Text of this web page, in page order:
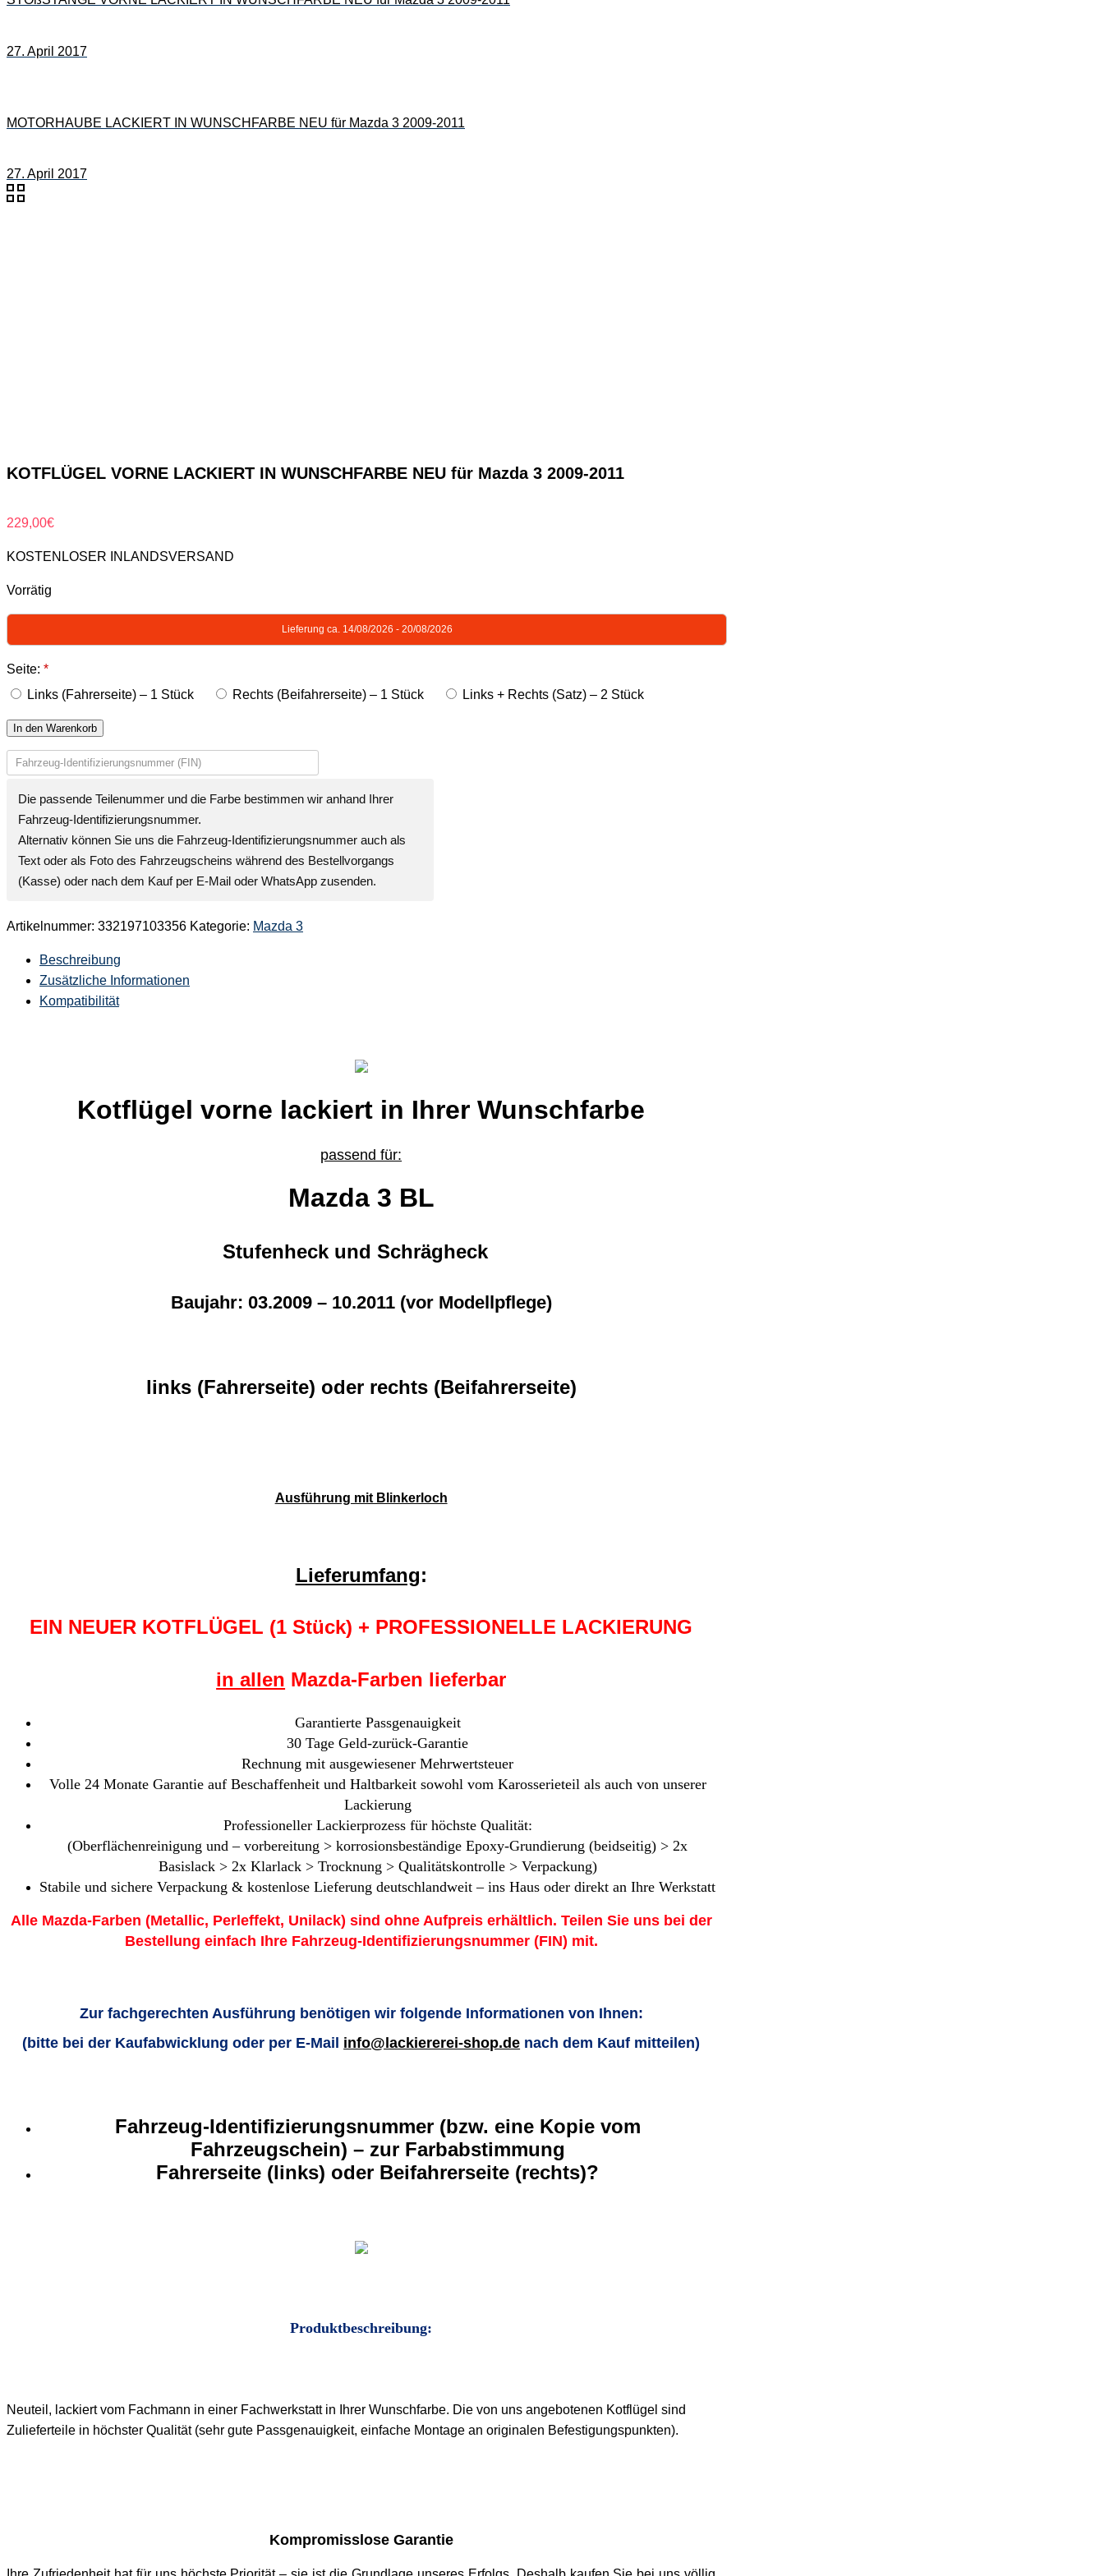
27. April 2017
MOTORHAUBE LACKIERT IN WUNSCHFARBE NEU für Mazda 3 2009-2011
27. April 2017
KOTFLÜGEL VORNE LACKIERT IN WUNSCHFARBE NEU für Mazda 3 2009-2011
229,00€
KOSTENLOSER INLANDSVERSAND
Vorrätig
Lieferung ca. 14/08/2026 - 20/08/2026
Seite: *
Links (Fahrerseite) – 1 Stück
Rechts (Beifahrerseite) – 1 Stück Links + Rechts (Satz) – 2 Stück
In den Warenkorb
Die passende Teilenummer und die Farbe bestimmen wir anhand Ihrer
Fahrzeug-Identifizierungsnummer.
Alternativ können Sie uns die Fahrzeug-Identifizierungsnummer auch als
Text oder als Foto des Fahrzeugscheins während des Bestellvorgangs
(Kasse) oder nach dem Kauf per E-Mail oder WhatsApp zusenden.
Artikelnummer: 332197103356 Kategorie: Mazda 3
Beschreibung
Zusätzliche Informationen
Kompatibilität
Kotflügel vorne lackiert in Ihrer Wunschfarbe
passend für:
Mazda 3 BL
Stufenheck und Schrägheck
Baujahr: 03.2009 – 10.2011 (vor Modellpflege)
links (Fahrerseite) oder rechts (Beifahrerseite)
Ausführung mit Blinkerloch
Lieferumfang:
EIN NEUER KOTFLÜGEL (1 Stück) + PROFESSIONELLE LACKIERUNG
in allen Mazda-Farben lieferbar
Garantierte Passgenauigkeit
30 Tage Geld-zurück-Garantie
Rechnung mit ausgewiesener Mehrwertsteuer
Volle 24 Monate Garantie auf Beschaffenheit und Haltbarkeit sowohl vom Karosserieteil als auch von unserer
Lackierung
Professioneller Lackierprozess für höchste Qualität:
(Oberflächenreinigung und – vorbereitung > korrosionsbeständige Epoxy-Grundierung (beidseitig) > 2x
Basislack > 2x Klarlack > Trocknung > Qualitätskontrolle > Verpackung)
Stabile und sichere Verpackung & kostenlose Lieferung deutschlandweit – ins Haus oder direkt an Ihre Werkstatt
Alle Mazda-Farben (Metallic, Perleffekt, Unilack) sind ohne Aufpreis erhältlich. Teilen Sie uns bei der
Bestellung einfach Ihre Fahrzeug-Identifizierungsnummer (FIN) mit.
Zur fachgerechten Ausführung benötigen wir folgende Informationen von Ihnen:
(bitte bei der Kaufabwicklung oder per E-Mail info@lackiererei-shop.de nach dem Kauf mitteilen)
Fahrzeug-Identifizierungsnummer (bzw. eine Kopie vom
Fahrzeugschein) – zur Farbabstimmung
Fahrerseite (links) oder Beifahrerseite (rechts)?
Produktbeschreibung:
Neuteil, lackiert vom Fachmann in einer Fachwerkstatt in Ihrer Wunschfarbe. Die von uns angebotenen Kotflügel sind
Zulieferteile in höchster Qualität (sehr gute Passgenauigkeit, einfache Montage an originalen Befestigungspunkten).
Kompromisslose Garantie